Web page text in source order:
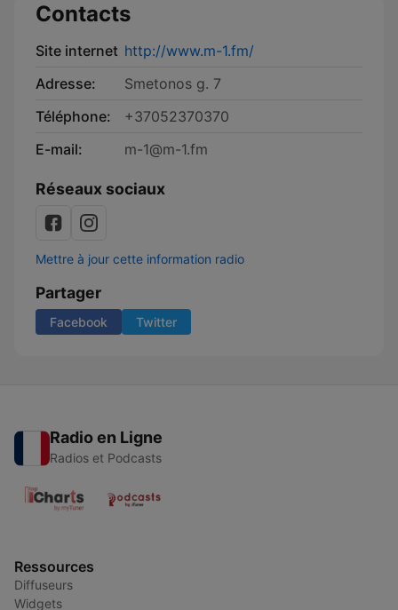
Contacts
Site internet http://www.m-1.fm/
Adresse:
Smetonos g. 7
Téléphone:
+37052370370
E-mail:
m-1@m-1.fm
Réseaux sociaux
Mettre à jour cette information radio
Partager
Facebook Twitter
Radio en Ligne
Radios et Podcasts
Ressources
Diffuseurs
Widgets